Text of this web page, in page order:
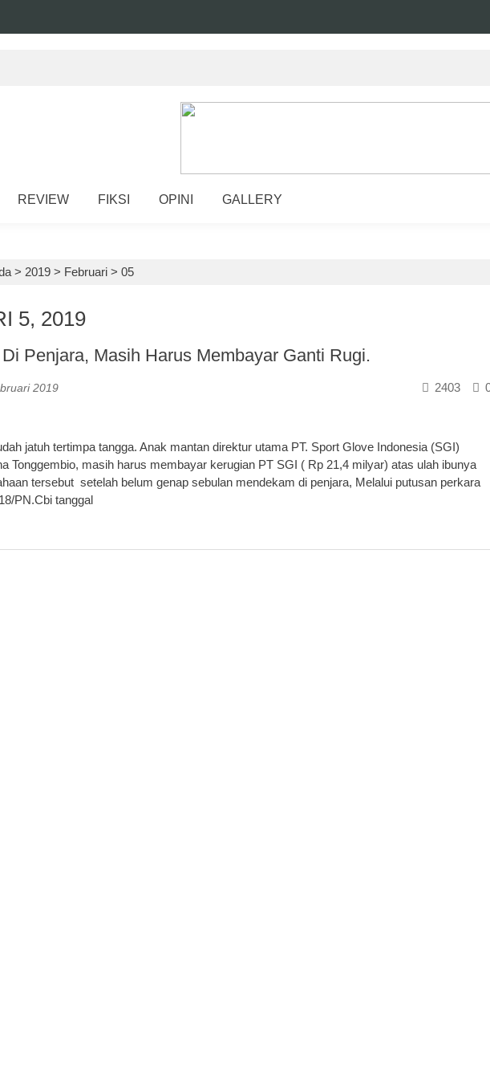
REVIEW FIKSI OPINI GALLERY
> 2019 > Februari > 05
5, 2019
Penjara, Masih Harus Membayar Ganti Rugi.
2019 2403
jatuh tertimpa tangga. Anak mantan direktur utama PT. Sport Glove Indonesia (SGI)
Tonggembio, masih harus membayar kerugian PT SGI ( Rp 21,4 milyar) atas ulah ibunya
tersebut setelah belum genap sebulan mendekam di penjara, Melalui putusan perkara
PN.Cbi tanggal